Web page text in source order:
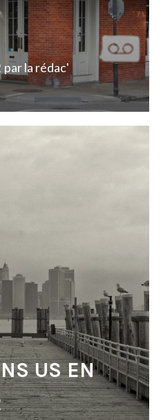
parla rédac'
US EN